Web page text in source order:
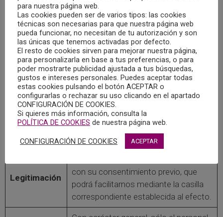
Dirección del
responsable
Calle Cruz Nº12, CP 02001, Albacete
(Albacete)
Finalidad
Sus datos serán usados para poder
atender sus solicitudes y prestarle
nuestros servicios.
Publicidad
Solo le enviaremos publicidad con su
autorización previa, que podrá
facilitarnos mediante la casilla
correspondiente establecida al efecto.
Legitimación
con su consentimiento previo, que
podrá facilitarnos mediante la casilla
correspondiente establecida al efecto.
para nuestra página web.
Las cookies pueden ser de varios tipos: las cookies
técnicas son necesarias para que nuestra página web
pueda funcionar, no necesitan de tu autorización y son
las únicas que tenemos activadas por defecto.
El resto de cookies sirven para mejorar nuestra página,
para personalizarla en base a tus preferencias, o para
poder mostrarte publicidad ajustada a tus búsquedas,
gustos e intereses personales. Puedes aceptar todas
estas cookies pulsando el botón ACEPTAR o
configurarlas o rechazar su uso clicando en el apartado
CONFIGURACIÓN DE COOKIES.
Si quieres más información, consulta la
POLÍTICA DE COOKIES de nuestra página web.
CONFIGURACIÓN DE COOKIES ACEPTAR